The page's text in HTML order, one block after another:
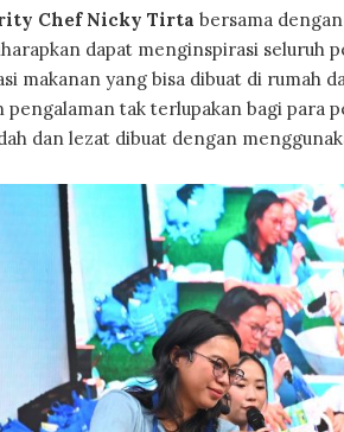
Chef Nicky Tirta bersama
dapat menginspirasi seluruh
makanan yang bisa dibuat di rumah
tak terlupakan bagi para
dan lezat dibuat dengan